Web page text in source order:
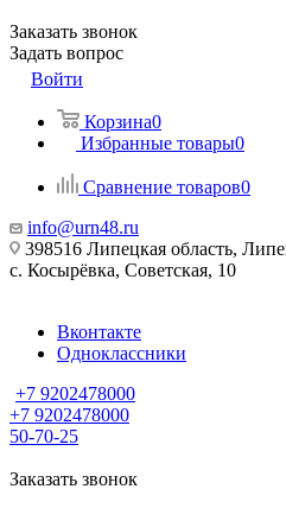
Заказать звонок
Задать вопрос
Войти
Корзина0
Избранные товары0
Сравнение товаров0
info@urn48.ru
398516 Липецкая область,
с. Косырёвка, Советская, 10
Вконтакте
Одноклассники
+7 9202478000
+7 9202478000
50-70-25
Заказать звонок